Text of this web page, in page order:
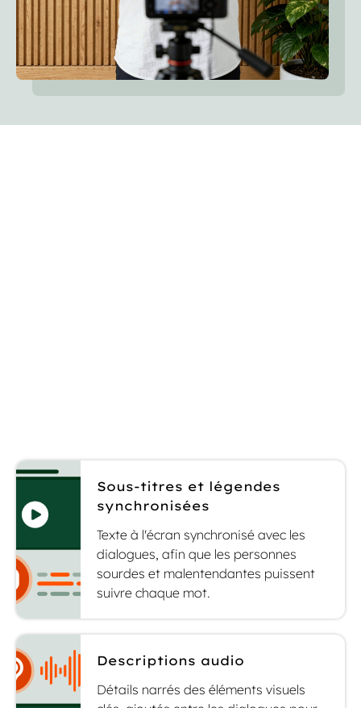
Sous-titres et légendes
synchronisées
Texte à l'écran synchronisé avec les
dialogues, afin que les personnes
sourdes et malentendantes puissent
suivre chaque mot.
Descriptions audio
Détails narrés des éléments visuels